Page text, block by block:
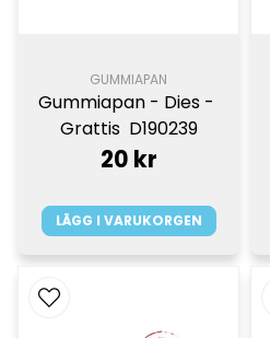
GUMMIAPAN
Gummiapan - Dies -
Grattis  D190239
20 kr
LÄGG I VARUKORGEN